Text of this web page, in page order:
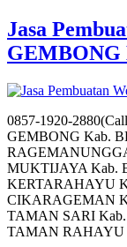
Jasa
0857-1920-
GEMBONG Kab.
MUKTIJAYA Kab.
KERTARAHAYU
CIKARAGEMAN
TAMAN SARI Kab.
TAMAN RAHAYU